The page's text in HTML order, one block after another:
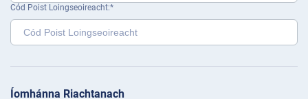
Cód Poist Loingseoireacht
Íomhánna Riachtanach